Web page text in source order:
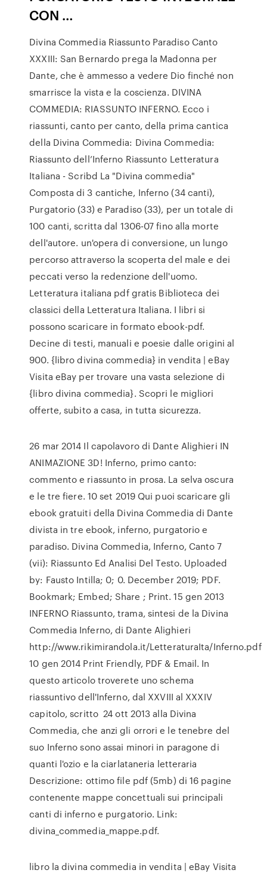
CON …
Divina Commedia Riassunto Paradiso Canto
XXXIII: San Bernardo prega la Madonna per
Dante, che è ammesso a vedere Dio finché non
smarrisce la vista e la coscienza. DIVINA
COMMEDIA: RIASSUNTO INFERNO. Ecco i
riassunti, canto per canto, della prima cantica
della Divina Commedia: Divina Commedia:
Riassunto dell’Inferno Riassunto Letteratura
Italiana - Scribd La "Divina commedia"
Composta di 3 cantiche, Inferno (34 canti),
Purgatorio (33) e Paradiso (33), per un totale di
100 canti, scritta dal 1306-07 fino alla morte
dell'autore. un'opera di conversione, un lungo
percorso attraverso la scoperta del male e dei
peccati verso la redenzione dell'uomo.
Letteratura italiana pdf gratis Biblioteca dei
classici della Letteratura Italiana. I libri si
possono scaricare in formato ebook-pdf.
Decine di testi, manuali e poesie dalle origini al
900. {libro divina commedia} in vendita | eBay
Visita eBay per trovare una vasta selezione di
{libro divina commedia}. Scopri le migliori
offerte, subito a casa, in tutta sicurezza.
26 mar 2014 Il capolavoro di Dante Alighieri IN
ANIMAZIONE 3D! Inferno, primo canto:
commento e riassunto in prosa. La selva oscura
e le tre fiere. 10 set 2019 Qui puoi scaricare gli
ebook gratuiti della Divina Commedia di Dante
divista in tre ebook, inferno, purgatorio e
paradiso. Divina Commedia, Inferno, Canto 7
(vii): Riassunto Ed Analisi Del Testo. Uploaded
by: Fausto Intilla; 0; 0. December 2019; PDF.
Bookmark; Embed; Share ; Print. 15 gen 2013
INFERNO Riassunto, trama, sintesi de la Divina
Commedia Inferno, di Dante Alighieri
http://www.rikimirandola.it/LetteraturaIta/Inferno.pdf
10 gen 2014 Print Friendly, PDF & Email. In
questo articolo troverete uno schema
riassuntivo dell'Inferno, dal XXVIII al XXXIV
capitolo, scritto 24 ott 2013 alla Divina
Commedia, che anzi gli orrori e le tenebre del
suo Inferno sono assai minori in paragone di
quanti l'ozio e la ciarlataneria letteraria
Descrizione: ottimo file pdf (5mb) di 16 pagine
contenente mappe concettuali sui principali
canti di inferno e purgatorio. Link:
divina_commedia_mappe.pdf.
libro la divina commedia in vendita | eBay Visita